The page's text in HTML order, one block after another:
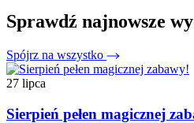
Sprawdź najnowsze
Spójrz na wszystko
27 lipca
Sierpień pełen magicznej